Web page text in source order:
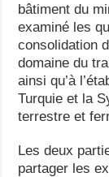
bâtiment du
examiné les
consolidation
domaine du
ainsi qu’à
Turquie et la
terrestre et
Les deux
partager les